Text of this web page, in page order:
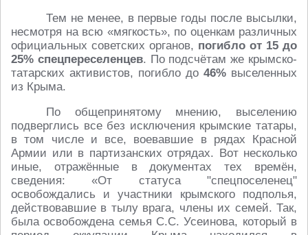
Тем не менее, в первые годы после высылки,
несмотря на всю «мягкость», по оценкам различных
официальных советских органов, погибло от 15 до
25% спецпереселенцев. По подсчётам же крымско-
татарских активистов, погибло до 46% выселенных
из Крыма.
По общепринятому мнению, выселению
подверглись все без исключения крымские татары,
в том числе и все, воевавшие в рядах Красной
Армии или в партизанских отрядах. Вот несколько
иные, отражённые в документах тех времён,
сведения: «От статуса "спецпоселенец"
освобождались и участники крымского подполья,
действовавшие в тылу врага, члены их семей. Так,
была освобождена семья С.С. Усеинова, который в